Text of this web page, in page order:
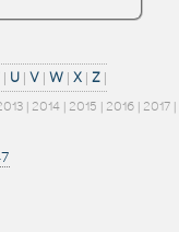
| U |V |W |X |Z |
| 2014| 2015 | 2016| 2017|